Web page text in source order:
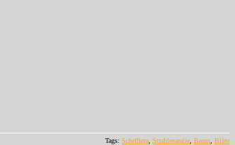
Tags: Schefflera Strahlenaralie Baum Blüte